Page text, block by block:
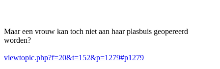
Maar een vrouw kan toch niet aan haar plasbuis geopereerd
worden?
viewtopic.php?f=20&t=152&p=1279#p1279